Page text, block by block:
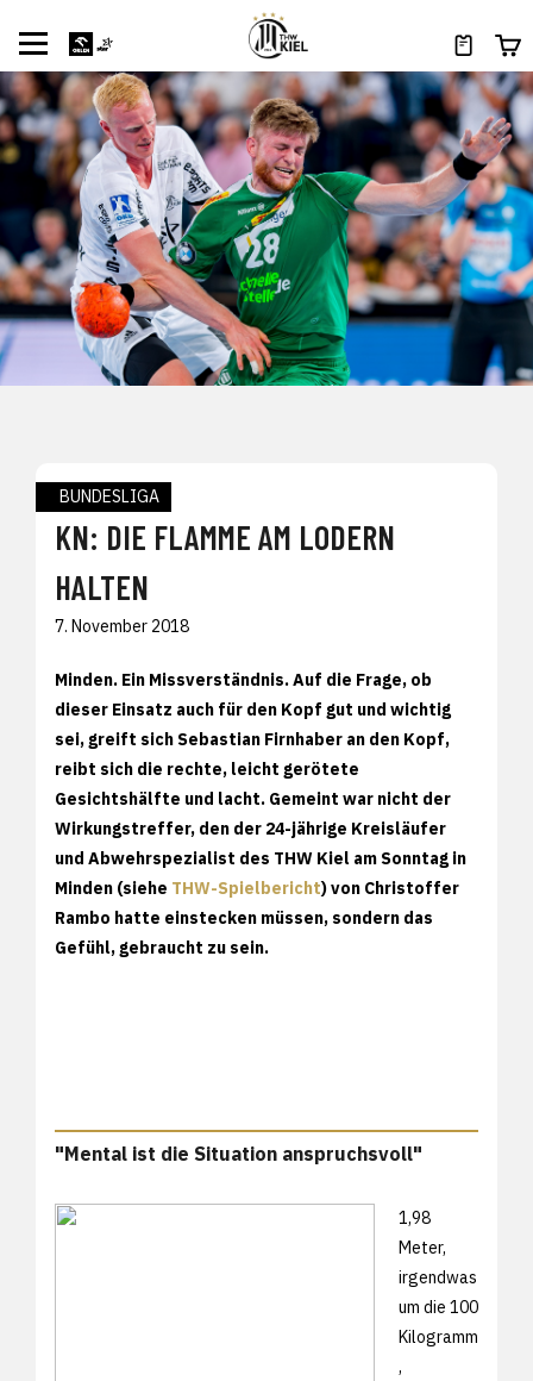
BUNDESLIGA
KN: DIE FLAMME AM LODERN
HALTEN
7. November 2018
Minden. Ein Missverständnis. Auf die Frage, ob
dieser Einsatz auch für den Kopf gut und wichtig
sei, greift sich Sebastian Firnhaber an den Kopf,
reibt sich die rechte, leicht gerötete
Gesichtshälfte und lacht. Gemeint war nicht der
Wirkungstreffer, den der 24-jährige Kreisläufer
und Abwehrspezialist des THW Kiel am Sonntag in
Minden (siehe THW-Spielbericht) von Christoffer
Rambo hatte einstecken müssen, sondern das
Gefühl, gebraucht zu sein.
"Mental ist die Situation anspruchsvoll"
1,98
Meter,
irgendwas
um die 100
Kilogramm
,